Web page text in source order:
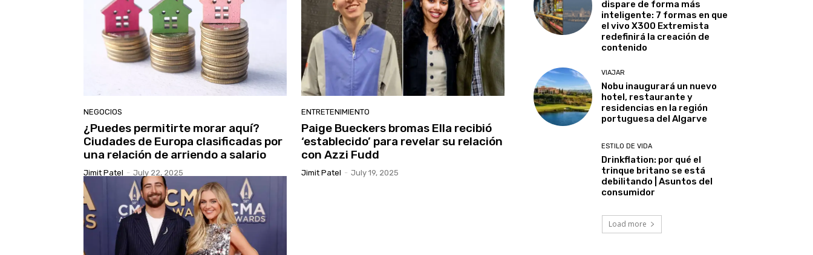
NEGOCIOS
¿Puedes permitirte morar aquí?
Ciudades de Europa clasificadas por
una relación de arriendo a salario
Jimit Patel - July 22, 2025
ENTRETENIMIENTO
Paige Bueckers bromas Ella recibió
‘establecido’ para revelar su relación
con Azzi Fudd
Jimit Patel - July 19, 2025
dispare de forma más
inteligente: 7 formas en que
el vivo X300 Extremista
redefinirá la creación de
contenido
VIAJAR
Nobu inaugurará un nuevo
hotel, restaurante y
residencias en la región
portuguesa del Algarve
ESTILO DE VIDA
Drinkflation: por qué el
trinque britano se está
debilitando | Asuntos del
consumidor
Load more